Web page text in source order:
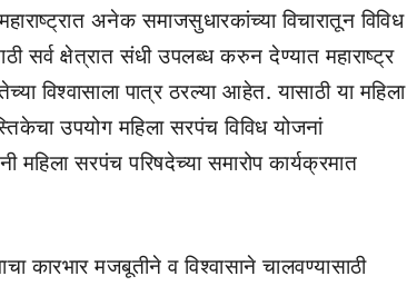
महाराष्ट्रात अनेक समाजसुधारकांच्या विचारातून विविध
सर्व क्षेत्रात संधी उपलब्ध करुन देण्यात महाराष्ट्र
विश्वासाला पात्र ठरल्या आहेत. यासाठी या महिला
उपयोग महिला सरपंच विविध योजनां
महिला सरपंच परिषदेच्या समारोप कार्यक्रमात
कारभार मजबूतीने व विश्वासाने चालवण्यासाठी